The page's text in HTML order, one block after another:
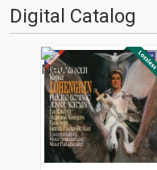
Digital Catalog